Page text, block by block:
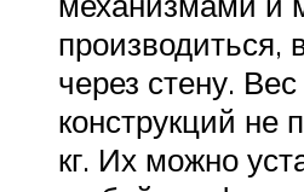
производиться,
через стену. Вес
конструкций не
кг. Их можно